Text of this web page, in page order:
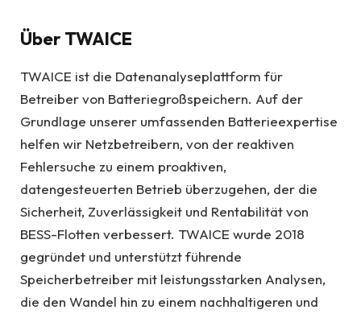
Über TWAICE
TWAICE ist die Datenanalyseplattform für
Betreiber von Batteriegroßspeichern. Auf der
Grundlage unserer umfassenden Batterieexpertise
helfen wir Netzbetreibern, von der reaktiven
Fehlersuche zu einem proaktiven,
datengesteuerten Betrieb überzugehen, der die
Sicherheit, Zuverlässigkeit und Rentabilität von
BESS-Flotten verbessert. TWAICE wurde 2018
gegründet und unterstützt führende
Speicherbetreiber mit leistungsstarken Analysen,
die den Wandel hin zu einem nachhaltigeren und